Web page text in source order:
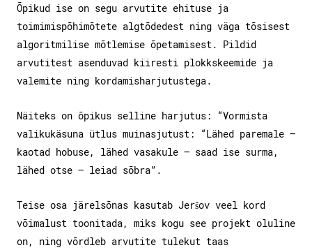
Õpikud ise on segu arvutite ehituse ja
toimimispõhimõtete algtõdedest ning väga tõsisest
algoritmilise mõtlemise õpetamisest. Pildid
arvutitest asenduvad kiiresti plokkskeemide ja
valemite ning kordamisharjutustega.
Näiteks on õpikus selline harjutus: “Vormista
valikukäsuna ütlus muinasjutust: “Lähed paremale –
kaotad hobuse, lähed vasakule – saad ise surma,
lähed otse – leiad sõbra”.
Teise osa järelsõnas kasutab Jeršov veel kord
võimalust toonitada, miks kogu see projekt oluline
on, ning võrdleb arvutite tulekut taas